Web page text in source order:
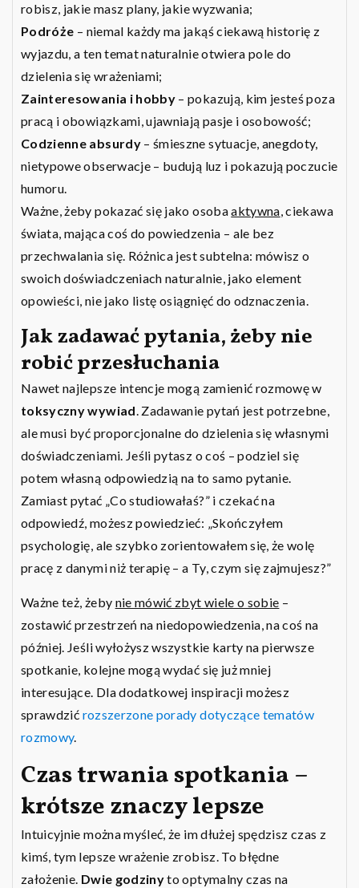
robisz, jakie masz plany, jakie wyzwania;
Podróże – niemal każdy ma jakąś ciekawą historię z
wyjazdu, a ten temat naturalnie otwiera pole do
dzielenia się wrażeniami;
Zainteresowania i hobby – pokazują, kim jesteś poza
pracą i obowiązkami, ujawniają pasje i osobowość;
Codzienne absurdy– śmieszne sytuacje, anegdoty,
nietypowe obserwacje – budują luz i pokazują poczucie
humoru.
Ważne, żeby pokazać się jako osobaaktywna, ciekawa
świata, mająca coś do powiedzenia – ale bez
przechwalania się. Różnica jest subtelna: mówisz o
swoich doświadczeniach naturalnie, jako element
opowieści, nie jako listę osiągnięć do odznaczenia.
Jak zadawać pytania, żeby nie
robić przesłuchania
Nawet najlepsze intencje mogą zamienić rozmowę w
toksyczny wywiad. Zadawanie pytań jest potrzebne,
ale musi być proporcjonalne do dzielenia się własnymi
doświadczeniami. Jeśli pytasz o coś – podziel się
potem własną odpowiedzią na to samo pytanie.
Zamiast pytać „Co studiowałaś?” i czekać na
odpowiedź, możesz powiedzieć: „Skończyłem
psychologię, ale szybko zorientowałem się, że wolę
pracę z danymi niż terapię – a Ty, czym się zajmujesz?”
Ważne też, żeby nie mówić zbyt wiele o sobie –
zostawić przestrzeń na niedopowiedzenia, na coś na
później. Jeśli wyłożysz wszystkie karty na pierwsze
spotkanie, kolejne mogą wydać się już mniej
interesujące. Dla dodatkowej inspiracji możesz
sprawdzić rozszerzone porady dotyczące tematów
rozmowy.
Czas trwania spotkania –
krótsze znaczy lepsze
Intuicyjnie można myśleć, że im dłużej spędzisz czas z
kimś, tym lepsze wrażenie zrobisz. To błędne
założenie. Dwie godzinyto optymalny czas na